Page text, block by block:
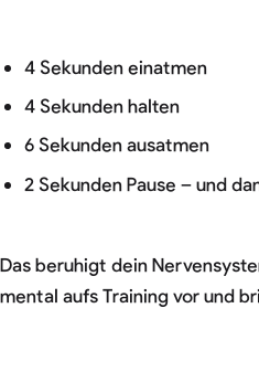
4 Sekunden einatmen
4 Sekunden halten
6 Sekunden ausatmen
2 Sekunden Pause – und
Das beruhigt dein
mental aufs Training vor und